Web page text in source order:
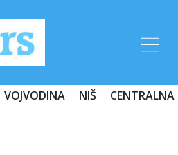
VOJVODINA NIŠ CENTRALNA